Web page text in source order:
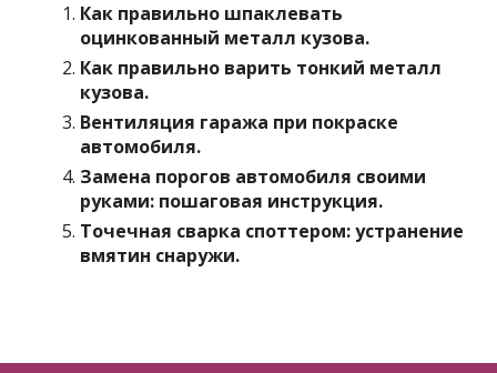
Как правильно шпаклевать
оцинкованный металл кузова.
Как правильно варить тонкий металл
кузова.
Вентиляция гаража при покраске
автомобиля.
Замена порогов автомобиля своими
руками: пошаговая инструкция.
Точечная сварка споттером: устранение
вмятин снаружи.